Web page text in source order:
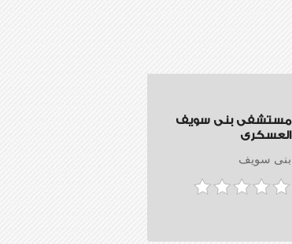
مستشفى بنى سويف
العسكرى
بنى سويف